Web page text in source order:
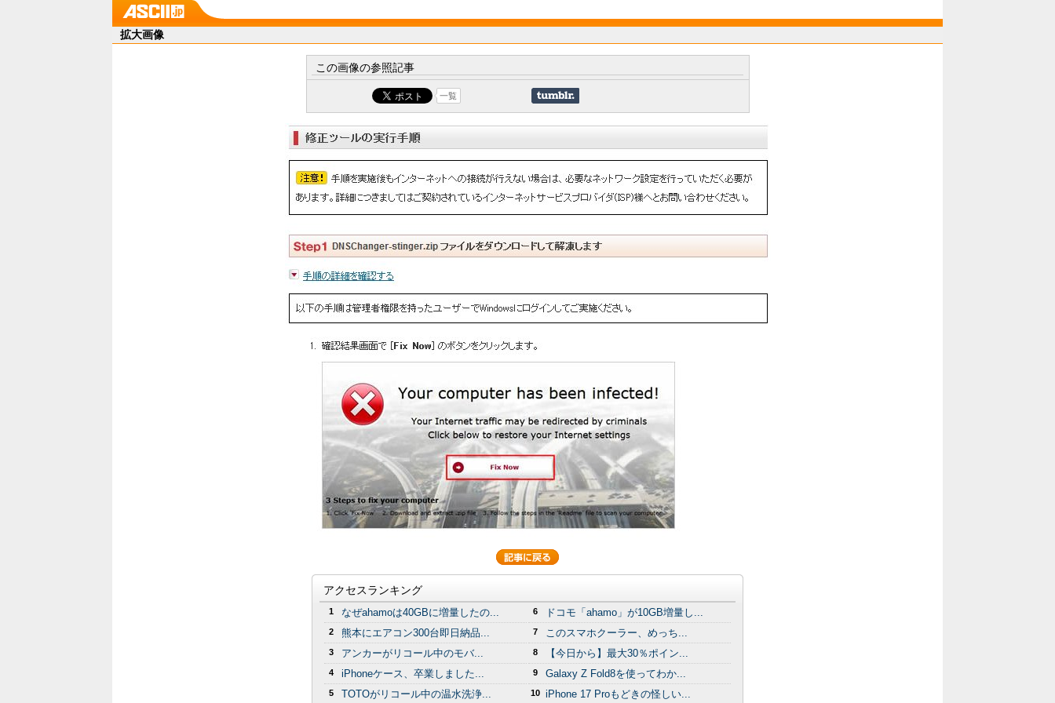
拡大画像
この画像の参照記事
一覧
アクセスランキング
1 なぜahamoは40GBに増量したの...
2 熊本にエアコン300台即日納品...
3 アンカーがリコール中のモバ...
4 iPhoneケース、卒業しました...
5 TOTOがリコール中の温水洗浄...
6 ドコモ「ahamo」が10GB増量し...
7 このスマホクーラー、めっち...
8 【今日から】最大30％ポイン...
9 Galaxy Z Fold8を使ってわか...
10 iPhone 17 Proもどきの怪しい...